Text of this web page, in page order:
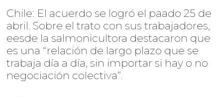
Chile: El acuerdo se logró el paado 25 de
abril. Sobre el trato con sus trabajadores,
eesde la salmonicultora destacaron que
es una “relación de largo plazo que se
trabaja día a día, sin importar si hay o no
negociación colectiva”.